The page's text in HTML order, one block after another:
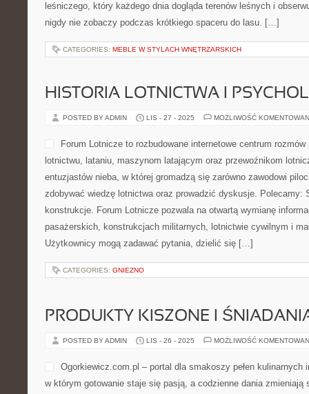
leśniczego, który każdego dnia dogląda terenów leśnych i
nigdy nie zobaczy podczas krótkiego spaceru do lasu. […]
CATEGORIES: MEBLE W STYLACH WNĘTRZARSKICH
HISTORIA LOTNICTWA I
POSTED BY ADMIN LIS - 27 - 2025 MOŻLIWOŚĆ
Forum Lotnicze to rozbudowane internetowe centrum rozmów
lotnictwu, lataniu, maszynom latającym oraz przewoźnikom
entuzjastów nieba, w której gromadzą się zarówno zawodowi
zdobywać wiedzę lotnictwa oraz prowadzić dyskusje. Polecamy:
konstrukcje. Forum Lotnicze pozwala na otwartą wymianę
pasażerskich, konstrukcjach militarnych, lotnictwie cywilnym i
Użytkownicy mogą zadawać pytania, dzielić się […]
CATEGORIES: GNIEZNO
PRODUKTY KISZONE I
POSTED BY ADMIN LIS - 26 - 2025 MOŻLIWOŚĆ
Ogorkiewicz.com.pl – portal dla smakoszy pełen
w którym gotowanie staje się pasją, a codzienne dania zmieniają